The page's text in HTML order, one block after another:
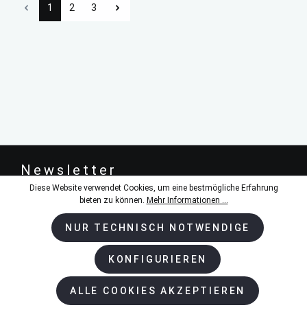
1 2 3
Newsletter
BESTELLEN SIE UNSEREN NEWSLETTER UND
BLEIBEN SIE AUF DEM LAUFENDEN.
ABSENDEN
Diese Website verwendet Cookies, um eine bestmögliche Erfahrung
bieten zu können. Mehr Informationen ...
NUR TECHNISCH NOTWENDIGE
KONFIGURIEREN
ALLE COOKIES AKZEPTIEREN